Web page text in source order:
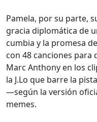
Pamela, por su parte,
gracia diplomática de
cumbia y la promesa
con 48 canciones para
Marc Anthony en los
la J.Lo que barre la
—según la versión
memes.